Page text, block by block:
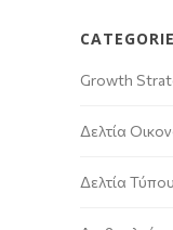
Growth
Δελτία
Δελτία Τύπου